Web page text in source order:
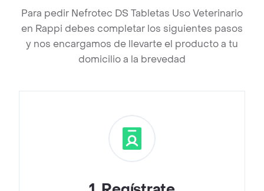
Para pedir Nefrotec DS Tabletas Uso Veterinario
en Rappi debes completar los siguientes pasos
y nos encargamos de llevarte el producto a tu
domicilio a la brevedad